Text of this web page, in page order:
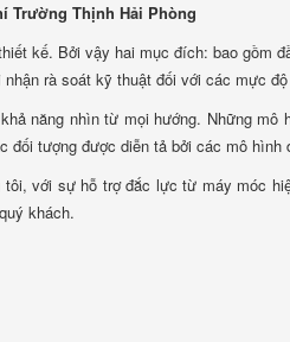
Trường Thịnh Hải Phòng
kế. Bởi vậy hai mục đích: bao gồm
rà soát kỹ thuật đối với các mực
năng nhìn từ mọi hướng. Những mô
đối tượng được diễn tả bởi các mô hình
với sự hỗ trợ đắc lực từ máy móc
khách.